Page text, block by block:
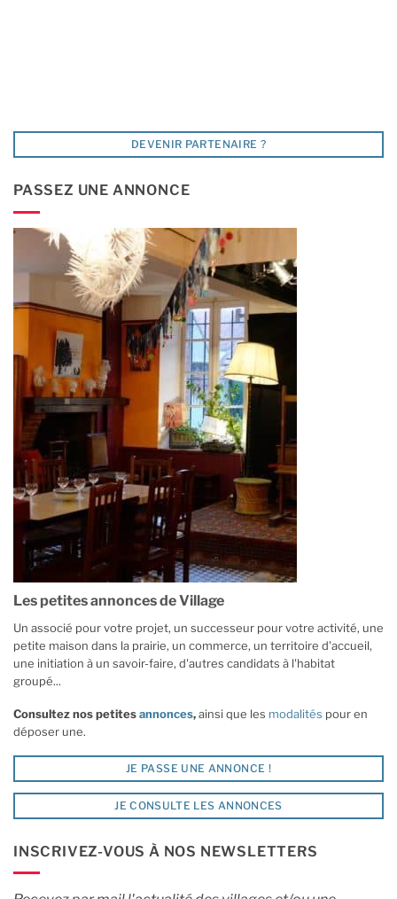
DEVENIR PARTENAIRE ?
PASSEZ UNE ANNONCE
Les petites annonces de Village
Un associé pour votre projet, un successeur pour votre activité, une
petite maison dans la prairie, un commerce, un territoire d'accueil,
une initiation à un savoir-faire, d'autres candidats à l'habitat
groupé...
Consultez nos petitesannonces,ainsi que les modalités pour en
déposer une.
JE PASSE UNE ANNONCE !
JE CONSULTE LES ANNONCES
INSCRIVEZ-VOUS À NOS NEWSLETTERS